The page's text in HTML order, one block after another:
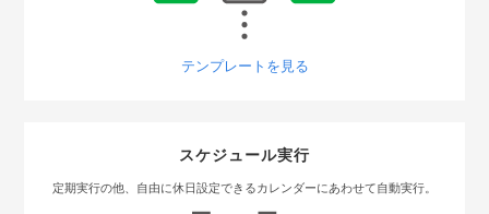
テンプレートを見る
スケジュール実行
定期実行の他、自由に休日設定できるカレンダーにあわせて自動実行。